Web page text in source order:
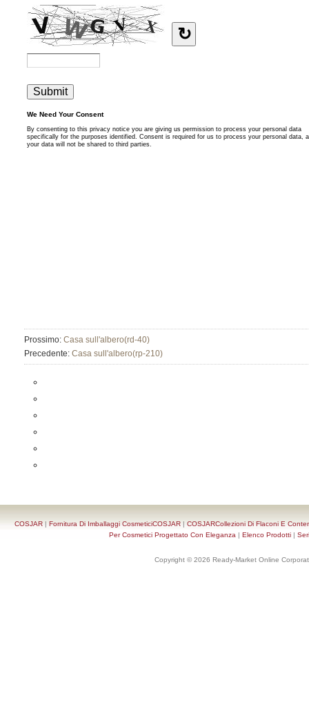
Prossimo: Casa sull'albero(rd-40)
Precedente: Casa sull'albero(rp-210)
COSJAR | Fornitura Di Imballaggi CosmeticiCOSJAR | COSJARCollezioni Di Flaconi E
Per Cosmetici Progettato Con Eleganza | Elenco Prodotti|
Copyright © 2026 Ready-Market Online